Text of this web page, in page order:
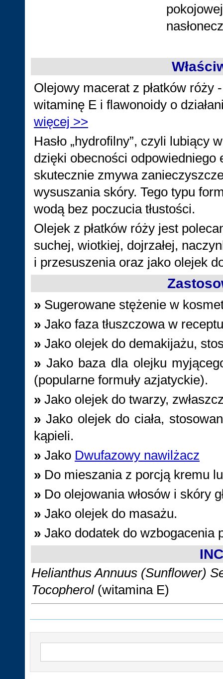
Olejowy macerat z płatków
witaminę E i flawonoidy o
więcej >>
Hasło „hydrofilny”, czyli lubiący
dzięki obecności
skutecznie zmywa
wysuszania skóry. Tego typu
wodą bez poczucia tłustości.
Olejek z płatków róży jest
suchej, wiotkiej, dojrzałej,
i przesuszenia oraz jako olejek
» Sugerowane stężenie w
» Jako faza tłuszczowa w
» Jako olejek do demakijażu,
» Jako baza dla olejku
(popularne formuły azjatyckie).
» Jako olejek do twarzy,
» Jako olejek do ciała,
kąpieli.
» Jako Dwufazowy nawilżacz
» Do mieszania z porcją kremu
» Do olejowania włosów i skóry
» Jako olejek do masażu.
» Jako dodatek do wzbogacenia
Helianthus Annuus (Sunflower)
Tocopherol (witamina E)